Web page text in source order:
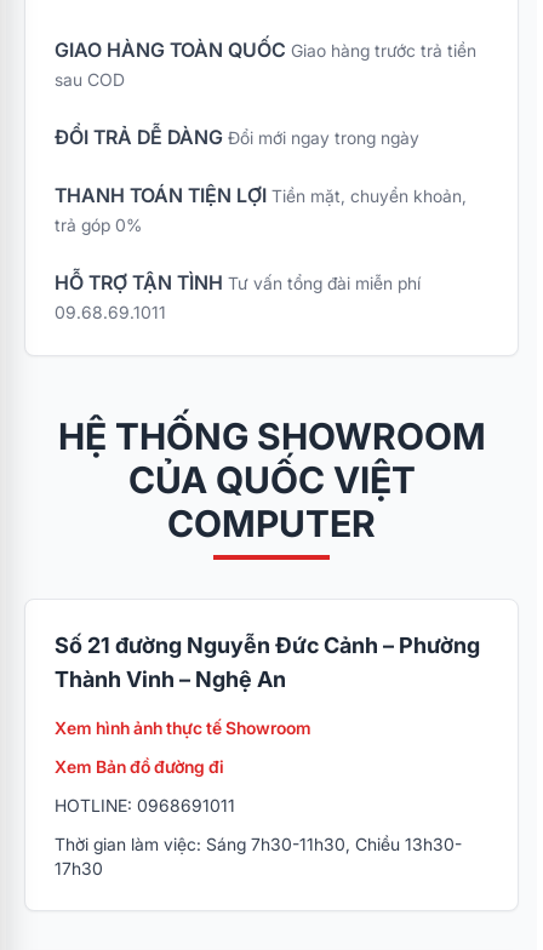
GIAO HÀNG TOÀN QUỐC Giao hàng trước trả tiền
sau COD
ĐỔI TRẢ DỄ DÀNG Đổi mới ngay trong ngày
THANH TOÁN TIỆN LỢI Tiền mặt, chuyển khoản,
trả góp 0%
HỖ TRỢ TẬN TÌNH Tư vấn tổng đài miễn phí
09.68.69.1011
HỆ THỐNG SHOWROOM
CỦA QUỐC VIỆT
COMPUTER
Số 21 đường Nguyễn Đức Cảnh – Phường
Thành Vinh – Nghệ An
Xem hình ảnh thực tế Showroom
Xem Bản đồ đường đi
HOTLINE: 0968691011
Thời gian làm việc: Sáng 7h30-11h30, Chiều 13h30-
17h30